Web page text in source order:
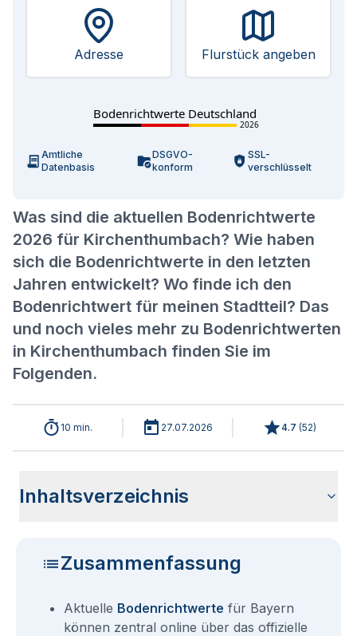
Was sind die aktuellen Bodenrichtwerte
2026 für Kirchenthumbach? Wie haben
sich die Bodenrichtwerte in den letzten
Jahren entwickelt? Wo finde ich den
Bodenrichtwert für meinen Stadtteil? Das
und noch vieles mehr zu Bodenrichtwerten
in Kirchenthumbach finden Sie im
Folgenden.
Adresse Flurstück angeben
Bodenrichtwerte Deutschland
2026
Amtliche
Datenbasis
DSGVO-
konform
SSL-
verschlüsselt
10 min. 27.07.2026 4.7 (52)
Inhaltsverzeichnis
aktuellen Bodenrichtwerten gleichzusetzen?
Kirchenthumbach?
Kirchenthumbach
Zusammenfassung
Aktuelle Bodenrichtwerte für Bayern
können zentral online über das offizielle